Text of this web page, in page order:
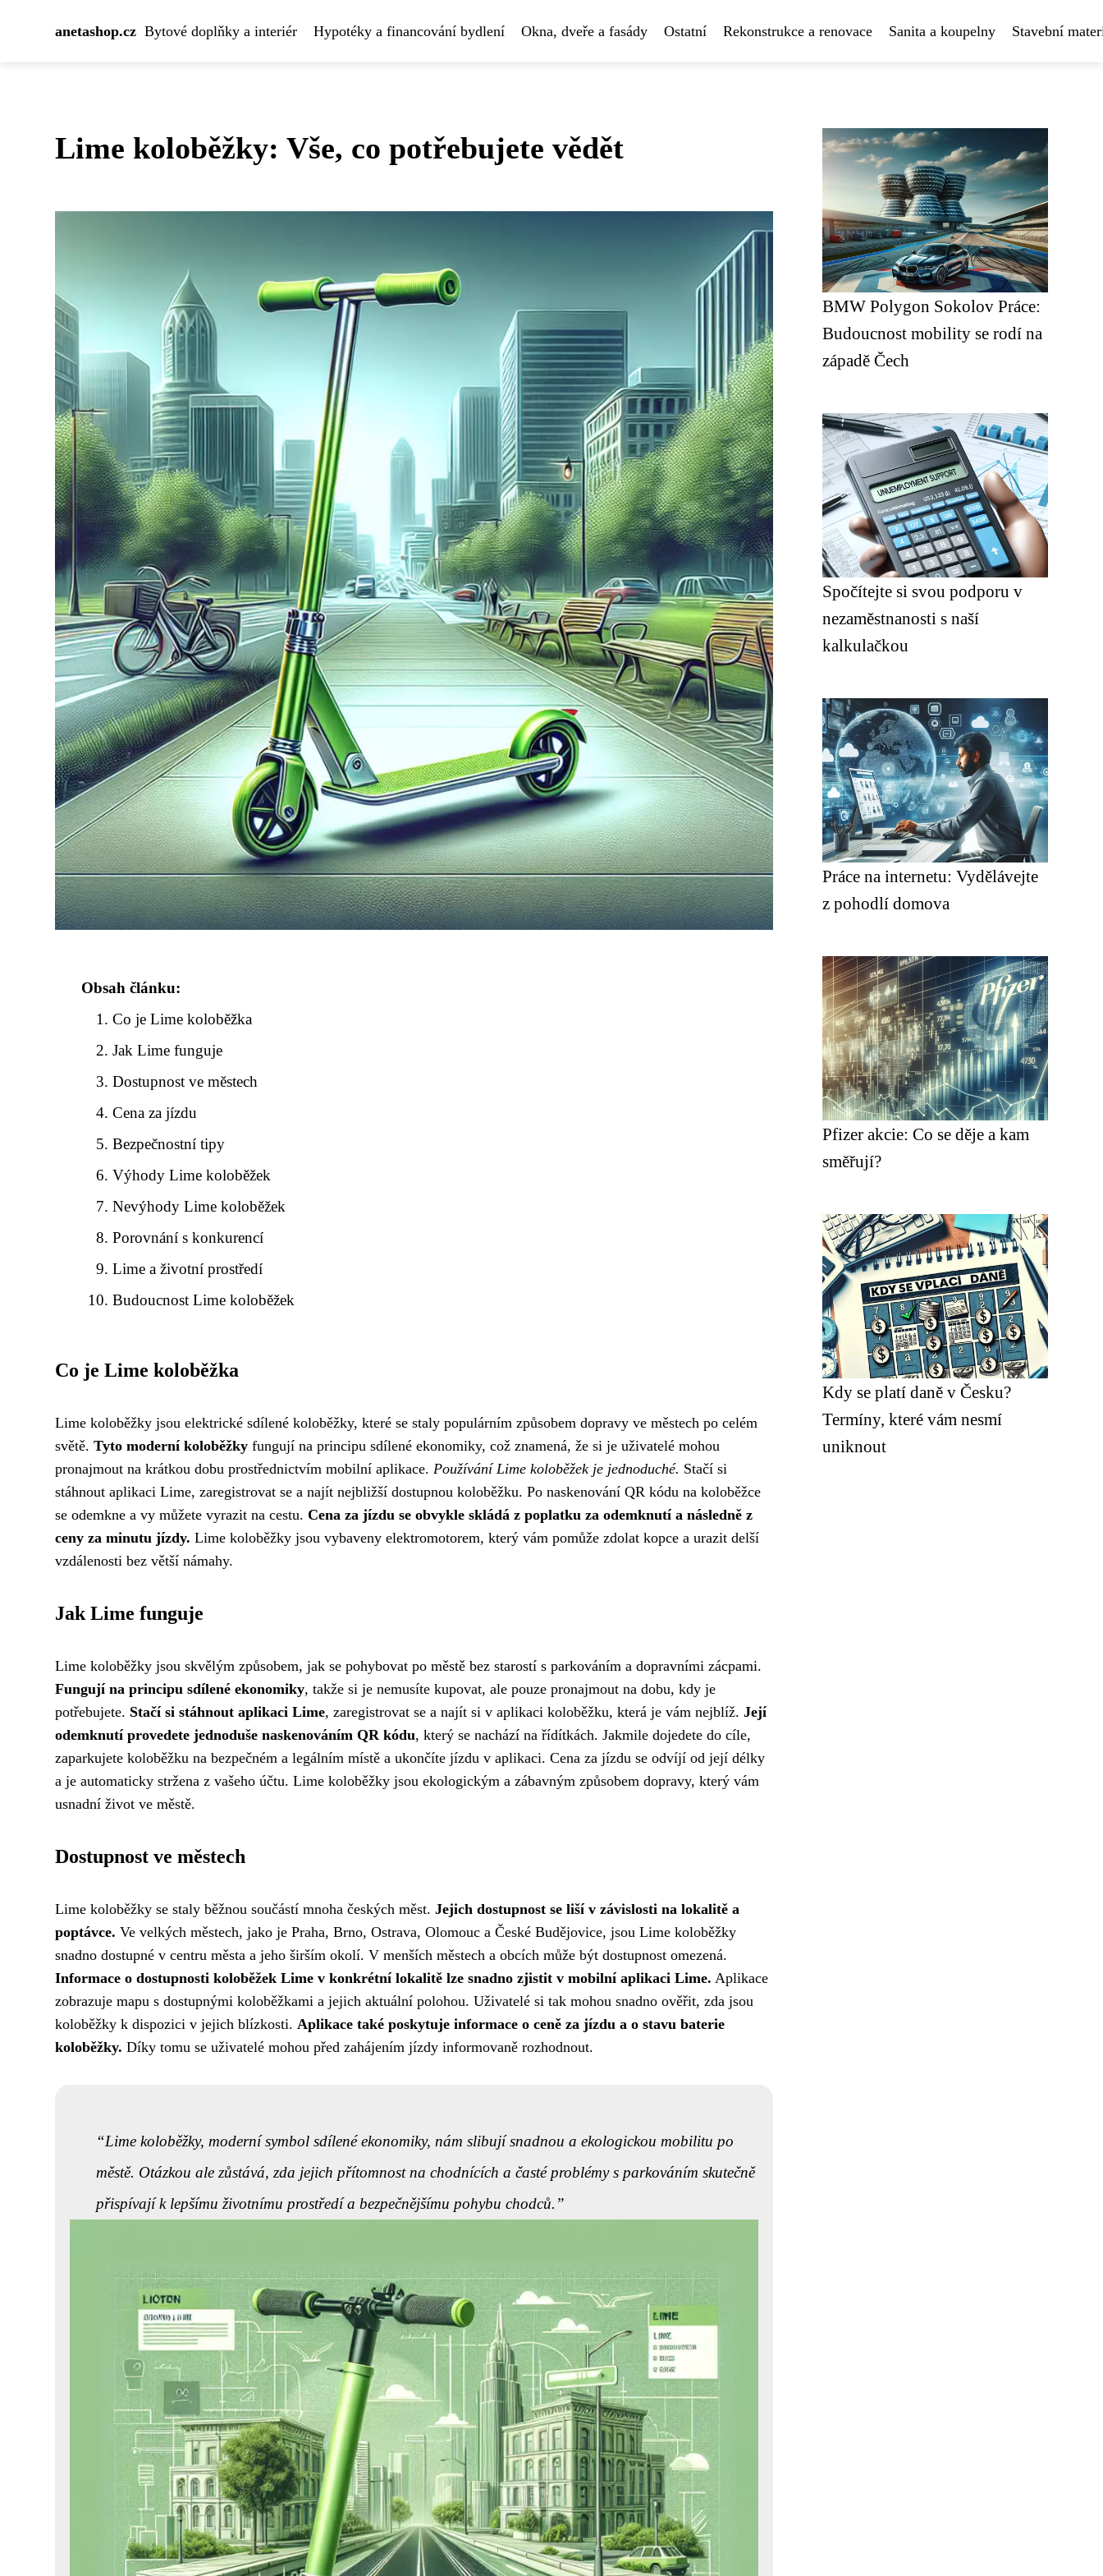
anetashop.cz Bytové doplňky a interiér Hypotéky a financování bydlení Okna, dveře a fasády Ostatní Rekonstrukce a renovace Sanita a koupelny Stavební
Lime koloběžky: Vše, co potřebujete vědět
Obsah článku:
Co je Lime koloběžka
Jak Lime funguje
Dostupnost ve městech
Cena za jízdu
Bezpečnostní tipy
Výhody Lime koloběžek
Nevýhody Lime koloběžek
Porovnání s konkurencí
Lime a životní prostředí
Budoucnost Lime koloběžek
Co je Lime koloběžka
Lime koloběžky jsou elektrické sdílené koloběžky, které se staly populárním způsobem dopravy ve městech po celém
světě. Tyto moderní koloběžky fungují na principu sdílené ekonomiky, což znamená, že si je uživatelé mohou
pronajmout na krátkou dobu prostřednictvím mobilní aplikace. Používání Lime koloběžek je jednoduché. Stačí si
stáhnout aplikaci Lime, zaregistrovat se a najít nejbližší dostupnou koloběžku. Po naskenování QR kódu na koloběžce
se odemkne a vy můžete vyrazit na cestu. Cena za jízdu se obvykle skládá z poplatku za odemknutí a následně z
ceny za minutu jízdy. Lime koloběžky jsou vybaveny elektromotorem, který vám pomůže zdolat kopce a urazit delší
vzdálenosti bez větší námahy.
Jak Lime funguje
Lime koloběžky jsou skvělým způsobem, jak se pohybovat po městě bez starostí s parkováním a dopravními zácpami.
Fungují na principu sdílené ekonomiky, takže si je nemusíte kupovat, ale pouze pronajmout na dobu, kdy je
potřebujete. Stačí si stáhnout aplikaci Lime, zaregistrovat se a najít si v aplikaci koloběžku, která je vám nejblíž. Její
odemknutí provedete jednoduše naskenováním QR kódu, který se nachází na řídítkách. Jakmile dojedete do cíle,
zaparkujete koloběžku na bezpečném a legálním místě a ukončíte jízdu v aplikaci. Cena za jízdu se odvíjí od její délky
a je automaticky stržena z vašeho účtu. Lime koloběžky jsou ekologickým a zábavným způsobem dopravy, který vám
usnadní život ve městě.
Dostupnost ve městech
Lime koloběžky se staly běžnou součástí mnoha českých měst. Jejich dostupnost se liší v závislosti na lokalitě a
poptávce. Ve velkých městech, jako je Praha, Brno, Ostrava, Olomouc a České Budějovice, jsou Lime koloběžky
snadno dostupné v centru města a jeho širším okolí. V menších městech a obcích může být dostupnost omezená.
Informace o dostupnosti koloběžek Lime v konkrétní lokalitě lze snadno zjistit v mobilní aplikaci Lime. Aplikace
zobrazuje mapu s dostupnými koloběžkami a jejich aktuální polohou. Uživatelé si tak mohou snadno ověřit, zda jsou
koloběžky k dispozici v jejich blízkosti. Aplikace také poskytuje informace o ceně za jízdu a o stavu baterie
koloběžky. Díky tomu se uživatelé mohou před zahájením jízdy informovaně rozhodnout.
Lime koloběžky, moderní symbol sdílené ekonomiky, nám slibují snadnou a ekologickou mobilitu po
městě. Otázkou ale zůstává, zda jejich přítomnost na chodnících a časté problémy s parkováním skutečně
přispívají k lepšímu životnímu prostředí a bezpečnějšímu pohybu chodců.
BMW Polygon Sokolov Práce:
Budoucnost mobility se rodí na
západě Čech
Spočítejte si svou podporu v
nezaměstnanosti s naší
kalkulačkou
Práce na internetu: Vydělávejte
z pohodlí domova
Pfizer akcie: Co se děje a kam
směřují?
Kdy se platí daně v Česku?
Termíny, které vám nesmí
uniknout